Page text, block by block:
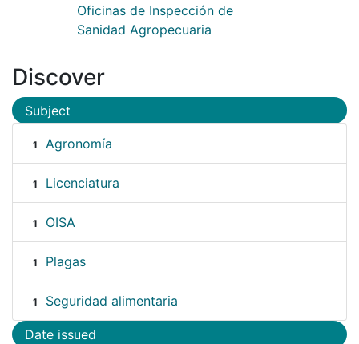
Oficinas de Inspección de
Sanidad Agropecuaria
Discover
Subject
1 Agronomía
1 Licenciatura
1 OISA
1 Plagas
1 Seguridad alimentaria
Date issued